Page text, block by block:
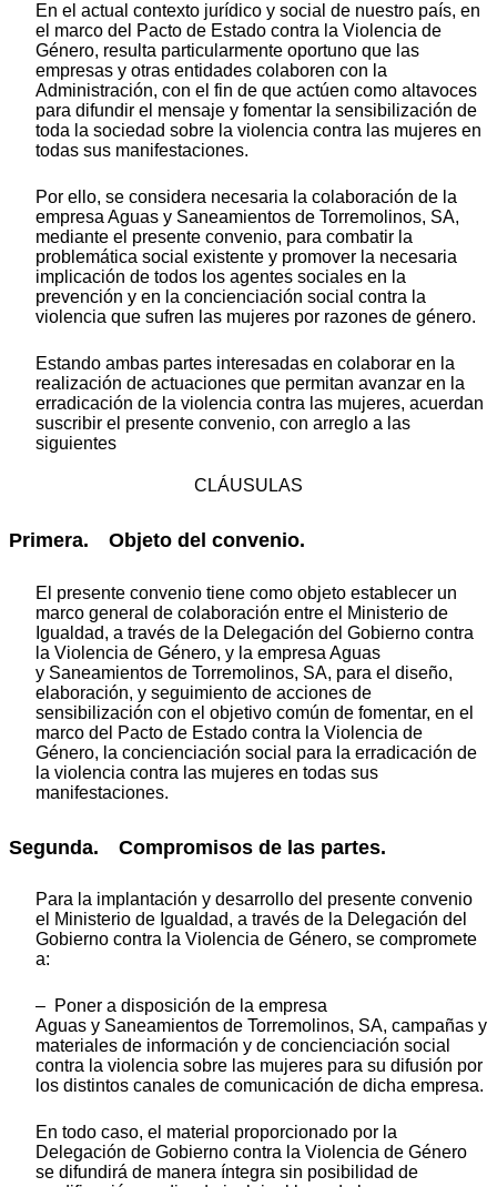
En el actual contexto jurídico y social de nuestro país, en
el marco del Pacto de Estado contra la Violencia de
Género, resulta particularmente oportuno que las
empresas y otras entidades colaboren con la
Administración, con el fin de que actúen como altavoces
para difundir el mensaje y fomentar la sensibilización de
toda la sociedad sobre la violencia contra las mujeres en
todas sus manifestaciones.
Por ello, se considera necesaria la colaboración de la
empresa Aguas y Saneamientos de Torremolinos, SA,
mediante el presente convenio, para combatir la
problemática social existente y promover la necesaria
implicación de todos los agentes sociales en la
prevención y en la concienciación social contra la
violencia que sufren las mujeres por razones de género.
Estando ambas partes interesadas en colaborar en la
realización de actuaciones que permitan avanzar en la
erradicación de la violencia contra las mujeres, acuerdan
suscribir el presente convenio, con arreglo a las
siguientes
CLÁUSULAS
Primera. Objeto del convenio.
El presente convenio tiene como objeto establecer un
marco general de colaboración entre el Ministerio de
Igualdad, a través de la Delegación del Gobierno contra
la Violencia de Género, y la empresa Aguas
y Saneamientos de Torremolinos, SA, para el diseño,
elaboración, y seguimiento de acciones de
sensibilización con el objetivo común de fomentar, en el
marco del Pacto de Estado contra la Violencia de
Género, la concienciación social para la erradicación de
la violencia contra las mujeres en todas sus
manifestaciones.
Segunda. Compromisos de las partes.
Para la implantación y desarrollo del presente convenio
el Ministerio de Igualdad, a través de la Delegación del
Gobierno contra la Violencia de Género, se compromete
a:
– Poner a disposición de la empresa
Aguas y Saneamientos de Torremolinos, SA, campañas y
materiales de información y de concienciación social
contra la violencia sobre las mujeres para su difusión por
los distintos canales de comunicación de dicha empresa.
En todo caso, el material proporcionado por la
Delegación de Gobierno contra la Violencia de Género
se difundirá de manera íntegra sin posibilidad de